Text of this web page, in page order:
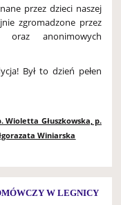
przez dzieci naszej
zgromadzone przez
oraz anonimowych
Był to dzień pełen
Wioletta Głuszkowska, p.
Winiarska
W LEGNICY